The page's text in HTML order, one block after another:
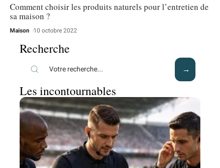
Comment choisir les produits naturels pour l’entretien de
sa maison ?
Maison 10 octobre 2022
Recherche
Les incontournables